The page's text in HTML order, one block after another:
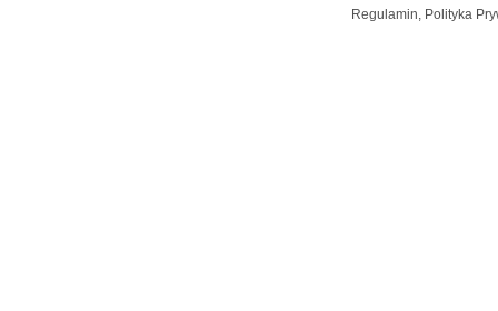
Regulamin, Polityka